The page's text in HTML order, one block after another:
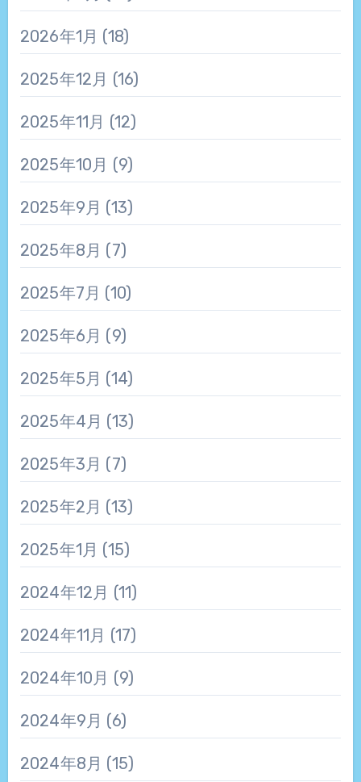
2026年1月 (18)
2025年12月 (16)
2025年11月 (12)
2025年10月 (9)
2025年9月 (13)
2025年8月 (7)
2025年7月 (10)
2025年6月 (9)
2025年5月 (14)
2025年4月 (13)
2025年3月 (7)
2025年2月 (13)
2025年1月 (15)
2024年12月 (11)
2024年11月 (17)
2024年10月 (9)
2024年9月 (6)
2024年8月 (15)